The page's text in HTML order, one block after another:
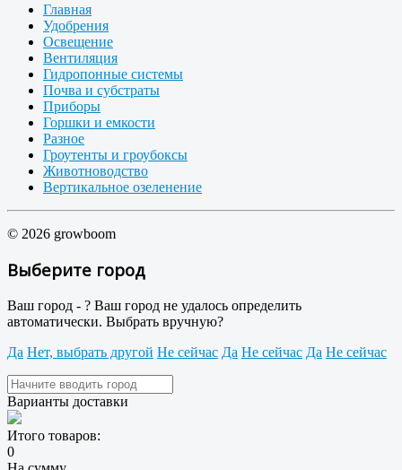
Главная
Удобрения
Освещение
Вентиляция
Гидропонные системы
Почва и субстраты
Приборы
Горшки и емкости
Разное
Гроутенты и гроубоксы
Животноводство
Вертикальное озеленение
© 2026 growboom
Выберите город
Ваш город - ? Ваш город не удалось определить
автоматически. Выбрать вручную?
Да Нет, выбрать другой Не сейчас Да Не сейчас Да Не сейчас
Варианты доставки
Итого товаров:
0